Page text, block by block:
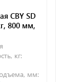
CBY SD
800 мм,
кг:
мм: